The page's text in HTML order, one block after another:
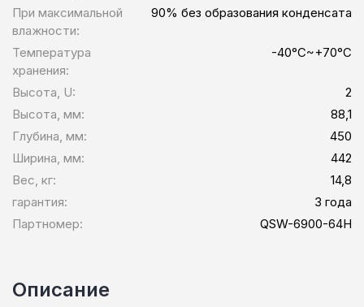
При максимальной
влажности:
90% без образования конденсата
Температура
хранения:
-40°C~+70°C
Высота, U:
2
Высота, мм:
88,1
Глубина, мм:
450
Ширина, мм:
442
Вес, кг:
14,8
гарантия:
3 года
Партномер:
QSW-6900-64H
Описание